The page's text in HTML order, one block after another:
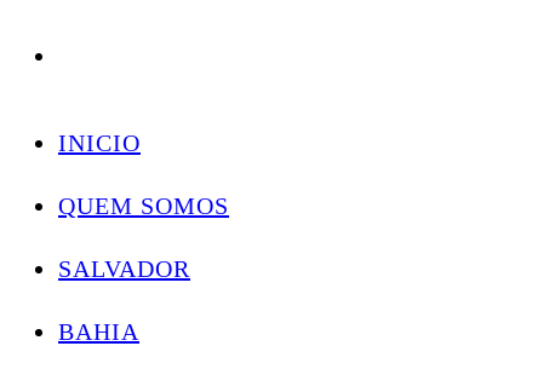
Skip
INICIO
QUEM SOMOS
SALVADOR
BAHIA